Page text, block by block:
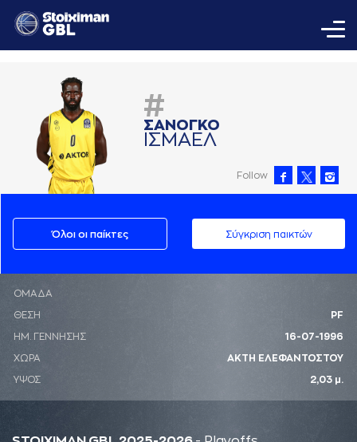
#
ΣAΝΟΓΚΟ
ΙΣΜAΕΛ
Follow
Όλοι οι παίκτες Σύγκριση παικτών
ΟΜΑΔΑ
ΘΕΣΗ PF
ΗΜ. ΓΕΝΝΗΣΗΣ 16-07-1996
ΧΩΡΑ ΑΚΤΗ ΕΛΕΦΑΝΤΟΣΤΟΥ
ΥΨΟΣ 2,03 μ.